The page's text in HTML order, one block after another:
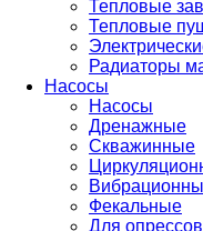
Тепловые
Тепловые
Радиаторы
Насосы
Насосы
Дренажные
Скважинные
Фекальные
Для